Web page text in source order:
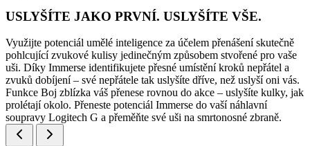
USLYŠÍTE JAKO PRVNÍ. USLYŠÍTE VŠE.
Využijte potenciál umělé inteligence za účelem přenášení skutečně
pohlcující zvukové kulisy jedinečným způsobem stvořené pro vaše
uši. Díky Immerse identifikujete přesné umístění kroků nepřátel a
zvuků dobíjení – své nepřátele tak uslyšíte dříve, než uslyší oni vás.
Funkce Boj zblízka váš přenese rovnou do akce – uslyšíte kulky, jak
prolétají okolo. Přeneste potenciál Immerse do vaší náhlavní
soupravy Logitech G a přeměňte své uši na smrtonosné zbraně.